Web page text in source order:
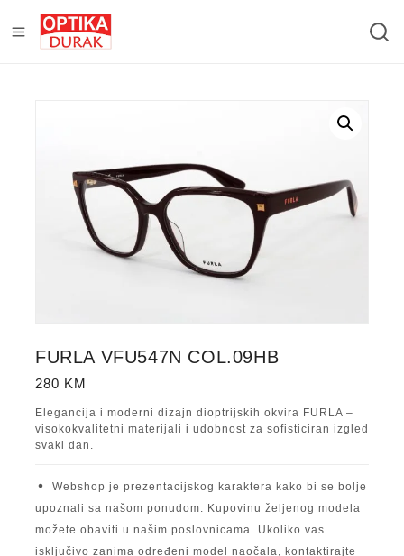
FURLA VFU547N COL.09HB
280 KM
Elegancija i moderni dizajn dioptrijskih okvira FURLA –
visokokvalitetni materijali i udobnost za sofisticiran izgled
svaki dan.
Webshop je prezentacijskog karaktera kako bi se bolje
upoznali sa našom ponudom. Kupovinu željenog modela
možete obaviti u našim poslovnicama. Ukoliko vas
isključivo zanima određeni model naočala, kontaktirajte